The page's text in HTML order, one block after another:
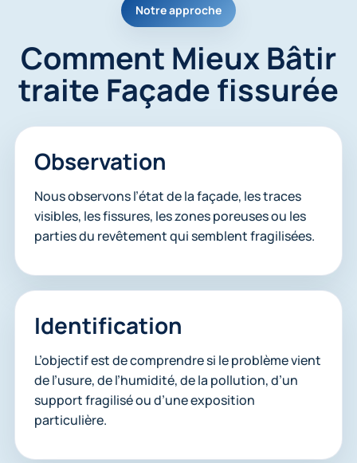
Notre approche
Comment Mieux Bâtir
traite Façade fissurée
Observation
Nous observons l’état de la façade, les traces
visibles, les fissures, les zones poreuses ou les
parties du revêtement qui semblent fragilisées.
Identification
L’objectif est de comprendre si le problème vient
de l’usure, de l’humidité, de la pollution, d’un
support fragilisé ou d’une exposition
particulière.